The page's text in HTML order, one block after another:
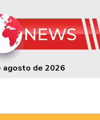
agosto de 2026